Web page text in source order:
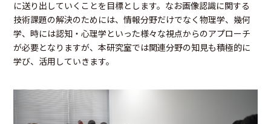
に送り出していくことを目標とします。なお画像認識に関する
技術課題の解決のためには、情報分野だけでなく物理学、幾何
学、時には認知・心理学といった様々な視点からのアプローチ
が必要となりますが、本研究室では関連分野の知見も積極的に
学び、活用していきます。